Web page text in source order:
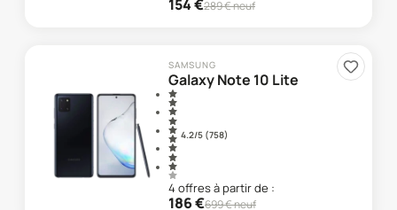
154€289€ neuf
SAMSUNG
Galaxy Note 10 Lite
4.2/5 (758)
4 offresà partir de :
186€699€ neuf